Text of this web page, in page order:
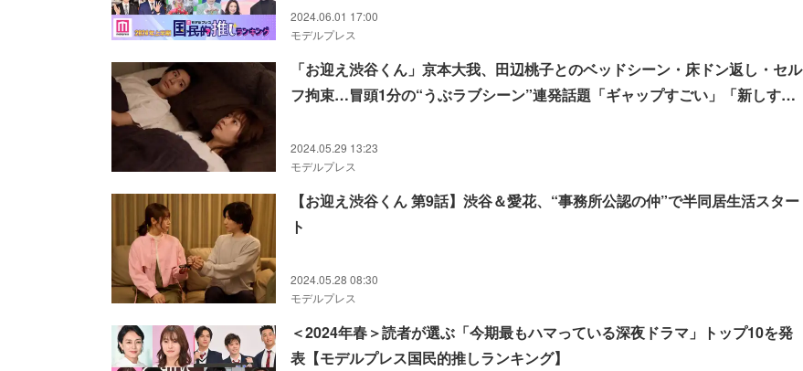
2024.06.01 17:00
モデルプレス
「お迎え渋谷くん」京本大我、田辺桃子とのベッドシーン・床ドン返し・セル
フ拘束…冒頭1分の“うぶラブシーン”連発話題「ギャップすごい」「新しすぎ
2024.05.29 13:23
モデルプレス
【お迎え渋谷くん 第9話】渋谷＆愛花、“事務所公認の仲”で半同居生活スター
ト
2024.05.28 08:30
モデルプレス
＜2024年春＞読者が選ぶ「今期最もハマっている深夜ドラマ」トップ10を発
表【モデルプレス国民的推しランキング】